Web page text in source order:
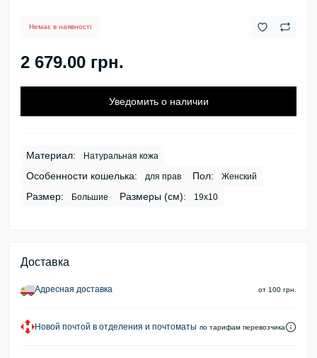
Немає в наявності
2 679.00 грн.
Уведомить о наличии
Материал: Натуральная кожа
Особенности кошелька: для прав Пол: Женский
Размер: Большие Размеры (см): 19х10
Доставка
Адресная доставка от 100 грн.
Новой почтой в отделения и почтоматы по тарифам перевозчика